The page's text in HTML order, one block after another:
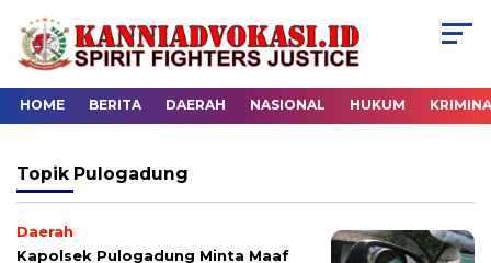
HOME BERITA DAERAH NASIONAL HUKUM
Topik Pulogadung
Daerah
Kapolsek Pulogadung Minta Maaf